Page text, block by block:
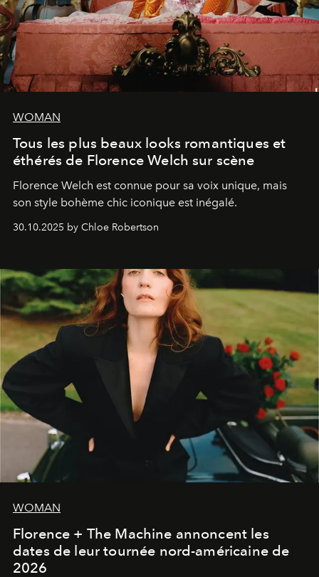
WOMAN
Tous les plus beaux looks romantiques et
éthérés de Florence Welch sur scène
Florence Welch est connue pour sa voix unique, mais
son style bohème chic iconique est inégalé.
30.10.2025 by Chloe Robertson
WOMAN
Florence + The Machine annoncent les
dates de leur tournée nord-américaine de
2026